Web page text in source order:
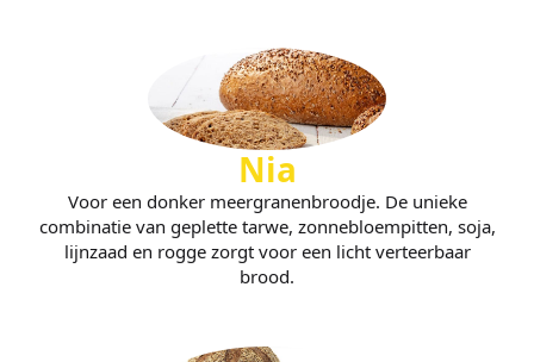
Nia
Voor een donker meergranenbroodje. De unieke
combinatie van geplette tarwe, zonnebloempitten, soja,
lijnzaad en rogge zorgt voor een licht verteerbaar
brood.